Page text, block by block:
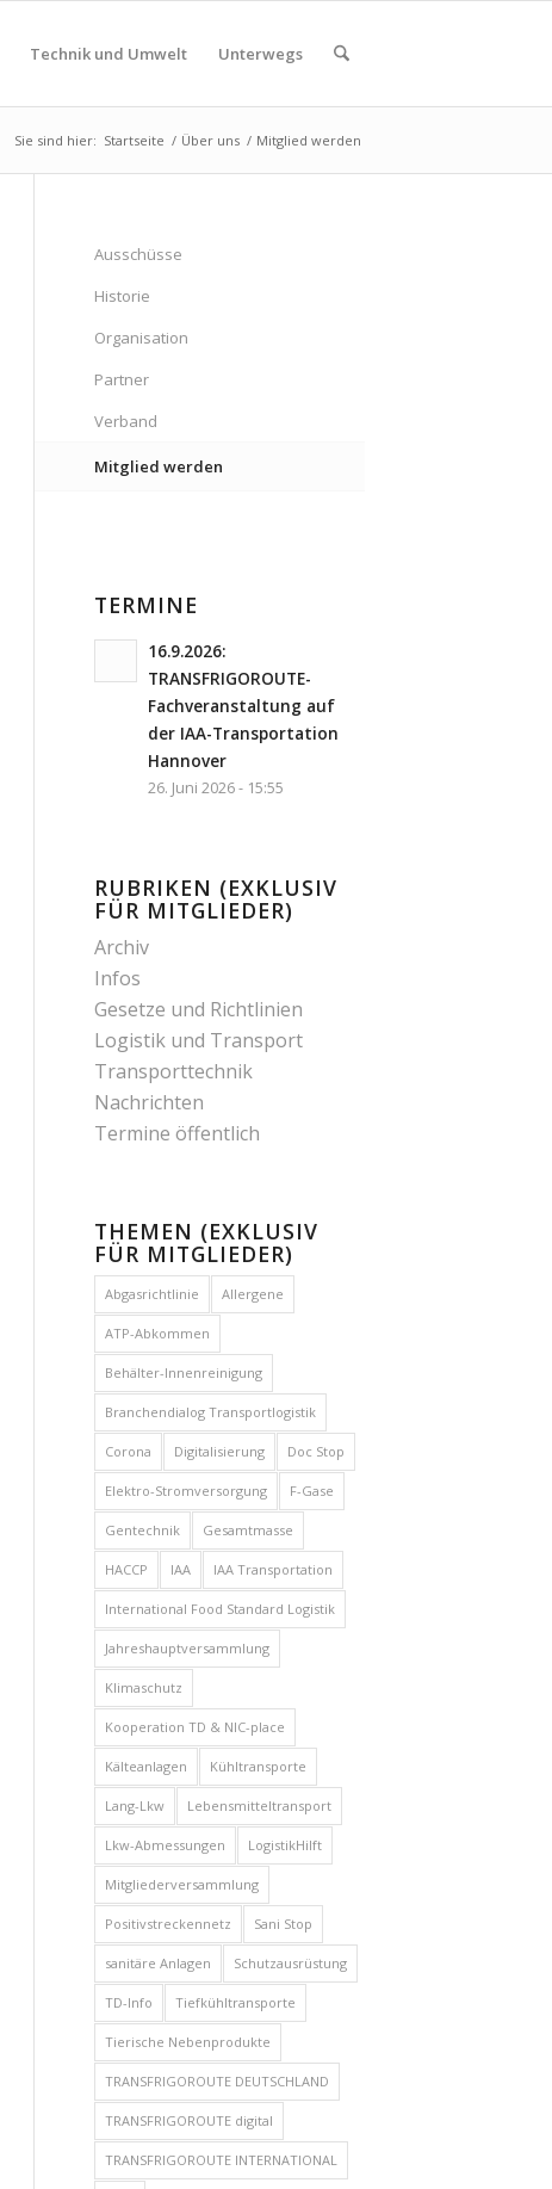
Technik und Umwelt Unterwegs
Sie sind hier: Startseite / Über uns / Mitglied werden
Ausschüsse
Historie
Organisation
Partner
Verband
Mitglied werden
TERMINE
16.9.2026:
TRANSFRIGOROUTE-
Fachveranstaltung auf
der IAA-Transportation
Hannover
26. Juni 2026 - 15:55
RUBRIKEN (EXKLUSIV
FÜR MITGLIEDER)
Archiv
Infos
Gesetze und Richtlinien
Logistik und Transport
Transporttechnik
Nachrichten
Termine öffentlich
THEMEN (EXKLUSIV
FÜR MITGLIEDER)
Abgasrichtlinie Allergene
ATP-Abkommen
Behälter-Innenreinigung
Branchendialog Transportlogistik
Corona Digitalisierung Doc Stop
Elektro-Stromversorgung F-Gase
Gentechnik Gesamtmasse
HACCP IAA IAA Transportation
International Food Standard Logistik
Jahreshauptversammlung
Klimaschutz
Kooperation TD & NIC-place
Kälteanlagen Kühltransporte
Lang-Lkw Lebensmitteltransport
Lkw-Abmessungen LogistikHilft
Mitgliederversammlung
Positivstreckennetz Sani Stop
sanitäre Anlagen Schutzausrüstung
TD-Info Tiefkühltransporte
Tierische Nebenprodukte
TRANSFRIGOROUTE DEUTSCHLAND
TRANSFRIGOROUTE digital
TRANSFRIGOROUTE INTERNATIONAL